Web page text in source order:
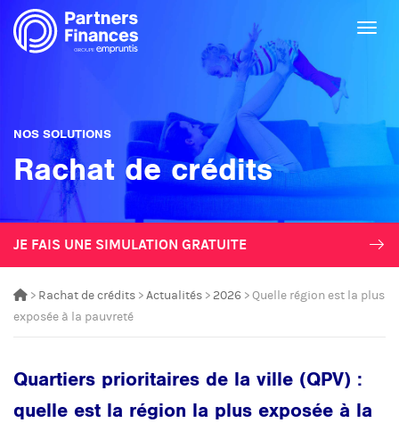
NOS SOLUTIONS
Rachat de crédits
JE FAIS UNE SIMULATION GRATUITE
> Rachat de crédits >Actualités > 2026 > Quelle région est la plus
exposée à la pauvreté
Quartiers prioritaires de la ville (QPV) :
quelle est la région la plus exposée à la